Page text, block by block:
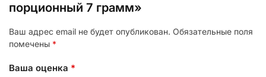
порционный 7 грамм»
Ваш адрес email не будет опубликован. Обязательные поля
помечены *
Ваша оценка *